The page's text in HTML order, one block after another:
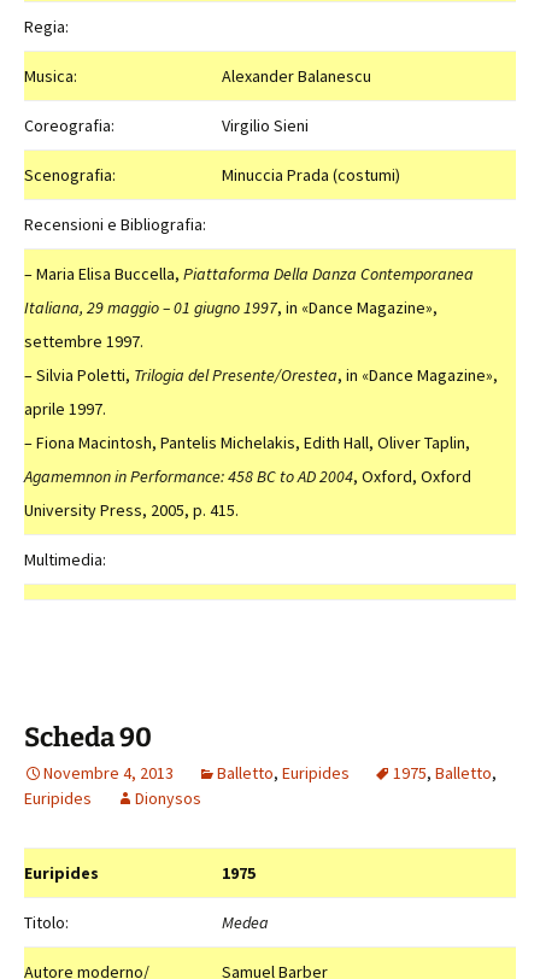
Regia:
Musica: Alexander Balanescu
Coreografia: Virgilio Sieni
Scenografia: Minuccia Prada (costumi)
Recensioni e Bibliografia:
– Maria Elisa Buccella, Piattaforma Della Danza Contemporanea
Italiana, 29 maggio – 01 giugno 1997, in «Dance Magazine»,
settembre 1997.
– Silvia Poletti, Trilogia del Presente/Orestea, in «Dance Magazine»,
aprile 1997.
– Fiona Macintosh, Pantelis Michelakis, Edith Hall, Oliver Taplin,
Agamemnon in Performance: 458 BC to AD 2004, Oxford, Oxford
University Press, 2005, p. 415.
Multimedia:
Scheda 90
Novembre 4, 2013 Balletto, Euripides 1975, Balletto,
Euripides
Dionysos
Euripides 1975
Titolo: Medea
Autore moderno/
Samuel Barber